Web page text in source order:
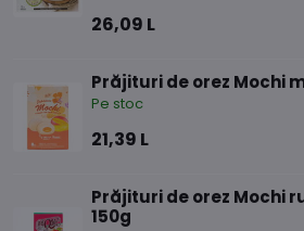
26,09 L
Prăjituri de orez Mochi
Pe stoc
21,39 L
Prăjituri de orez Mochi
150g